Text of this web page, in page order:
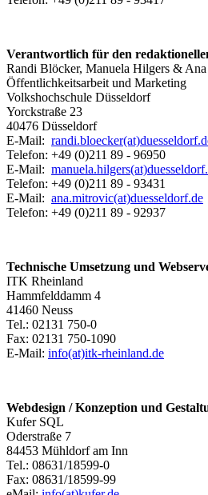
Verantwortlich für den
Randi Blöcker, Manuela Hilgers &
Öffentlichkeitsarbeit und Marketing
Volkshochschule Düsseldorf
Yorckstraße 23
40476 Düsseldorf
E-Mail:
Telefon: +49 (0)211 89 - 96950
E-Mail:
Telefon: +49 (0)211 89 - 93431
E-Mail: ana.mitrovic(at)duesseldorf.de
Telefon: +49 (0)211 89 - 92937
Technische Umsetzung und
ITK Rheinland
Hammfelddamm 4
41460 Neuss
Tel.: 02131 750-0
Fax: 02131 750-1090
E-Mail: info(at)itk-rheinland.de
Webdesign / Konzeption und
Kufer SQL
Oderstraße 7
84453 Mühldorf am Inn
Tel.: 08631/18599-0
Fax: 08631/18599-99